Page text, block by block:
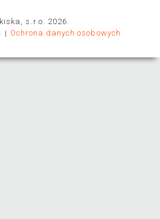
s.r.o. 2026.
Ochrona danych osobowych